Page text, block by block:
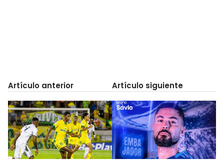
Artículo anterior Artículo siguiente